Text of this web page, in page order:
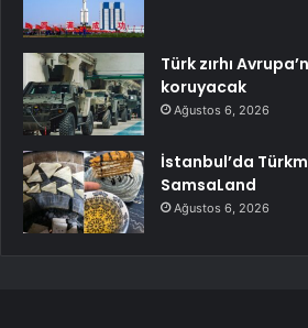
Türk zırhı
koruyacak
Ağustos 6, 2026
İstanbul’da
SamsaLand
Ağustos 6, 2026